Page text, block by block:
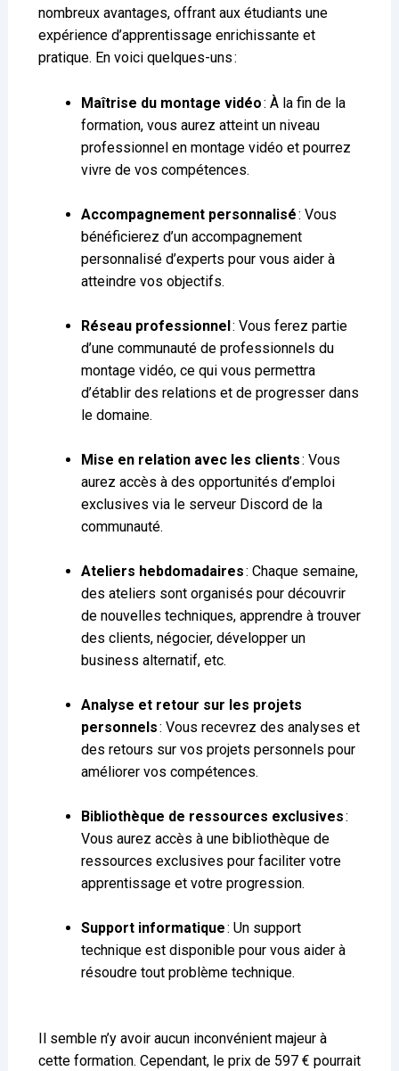
nombreux avantages, offrant aux étudiants une
expérience d’apprentissage enrichissante et
pratique. En voici quelques-uns :
Maîtrise du montage vidéo: À la fin de la
formation, vous aurez atteint un niveau
professionnel en montage vidéo et pourrez
vivre de vos compétences.
Accompagnement personnalisé: Vous
bénéficierez d’un accompagnement
personnalisé d’experts pour vous aider à
atteindre vos objectifs.
Réseau professionnel: Vous ferez partie
d’une communauté de professionnels du
montage vidéo, ce qui vous permettra
d’établir des relations et de progresser dans
le domaine.
Mise en relation avec les clients: Vous
aurez accès à des opportunités d’emploi
exclusives via le serveur Discord de la
communauté.
Ateliers hebdomadaires: Chaque semaine,
des ateliers sont organisés pour découvrir
de nouvelles techniques, apprendre à trouver
des clients, négocier, développer un
business alternatif, etc.
Analyse et retour sur les projets
personnels: Vous recevrez des analyses et
des retours sur vos projets personnels pour
améliorer vos compétences.
Bibliothèque de ressources exclusives:
Vous aurez accès à une bibliothèque de
ressources exclusives pour faciliter votre
apprentissage et votre progression.
Support informatique: Un support
technique est disponible pour vous aider à
résoudre tout problème technique.
Il semble n’y avoir aucun inconvénient majeur à
cette formation. Cependant, le prix de 597 € pourrait